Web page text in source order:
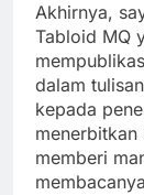
Akhirnya,
Tabloid MQ
dalam
kepada
memberi